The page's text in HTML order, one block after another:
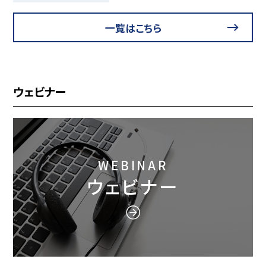
一覧はこちら
ウェビナー
WEBINAR
ウェビナー